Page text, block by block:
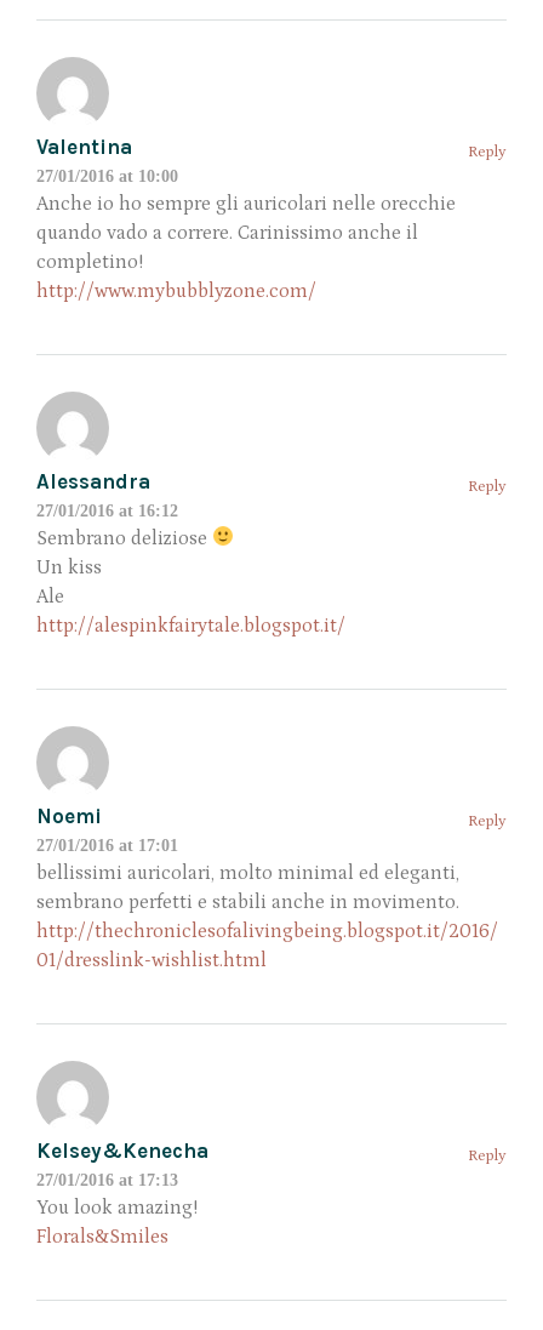
Valentina
27/01/2016 at 10:00
Reply
Anche io ho sempre gli auricolari nelle orecchie
quando vado a correre. Carinissimo anche il
completino!
http://www.mybubblyzone.com/
Alessandra
27/01/2016 at 16:12
Reply
Sembrano deliziose
Un kiss
Ale
http://alespinkfairytale.blogspot.it/
Noemi
27/01/2016 at 17:01
Reply
bellissimi auricolari, molto minimal ed eleganti,
sembrano perfetti e stabili anche in movimento.
http://thechroniclesofalivingbeing.blogspot.it/2016/
01/dresslink-wishlist.html
Kelsey&Kenecha
27/01/2016 at 17:13
Reply
You look amazing!
Florals&Smiles